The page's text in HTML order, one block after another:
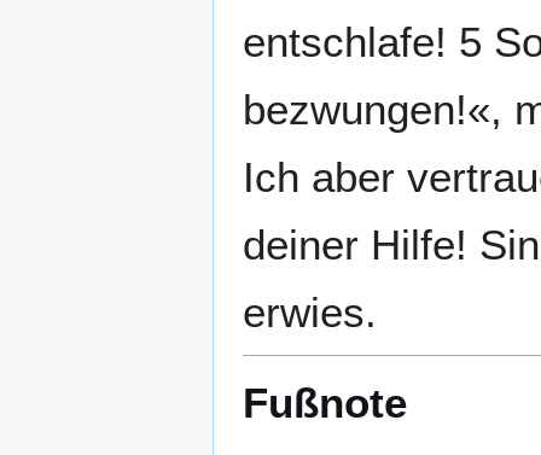
entschlafe! 5
bezwungen!«,
Ich aber
deiner Hilfe!
erwies.
Fußnote